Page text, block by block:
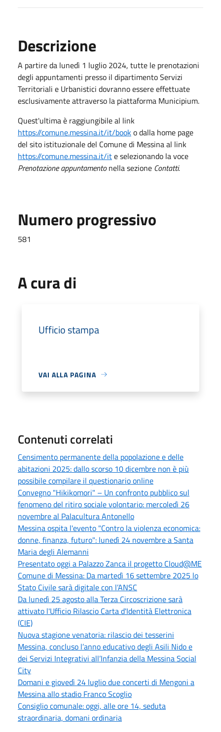
Descrizione
A partire da lunedì 1 luglio 2024, tutte le prenotazioni
degli appuntamenti presso il dipartimento Servizi
Territoriali e Urbanistici dovranno essere effettuate
esclusivamente attraverso la piattaforma Municipium.
Quest'ultima è raggiungibile al link
https://comune.messina.it/it/booko dalla home page
del sito istituzionale del Comune di Messina al link
https://comune.messina.it/ite selezionando la voce
Prenotazione appuntamentonella sezione Contatti.
Numero progressivo
581
A cura di
Ufficio stampa
VAI ALLA PAGINA
Contenuti correlati
Censimento permanente della popolazione e delle
abitazioni 2025: dallo scorso 10 dicembre non è più
possibile compilare il questionario online
Convegno "Hikikomori" – Un confronto pubblico sul
fenomeno del ritiro sociale volontario: mercoledì 26
novembre al Palacultura Antonello
Messina ospita l'evento "Contro la violenza economica:
donne, finanza, futuro": lunedì 24 novembre a Santa
Maria degli Alemanni
Presentato oggi a Palazzo Zanca il progetto Cloud@ME
Comune di Messina: Da martedì 16 settembre 2025 lo
Stato Civile sarà digitale con l’ANSC
Da lunedì 25 agosto alla Terza Circoscrizione sarà
attivato l'Ufficio Rilascio Carta d'Identità Elettronica
(CIE)
Nuova stagione venatoria: rilascio dei tesserini
Messina, concluso l’anno educativo degli Asili Nido e
dei Servizi Integrativi all’Infanzia della Messina Social
City
Domani e giovedì 24 luglio due concerti di Mengoni a
Messina allo stadio Franco Scoglio
Consiglio comunale: oggi, alle ore 14, seduta
straordinaria, domani ordinaria